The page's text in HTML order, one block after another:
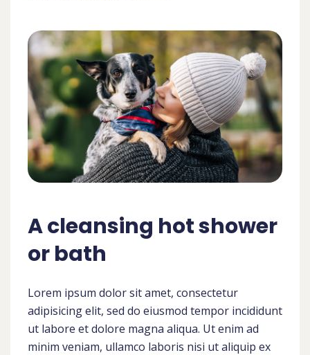
A cleansing hot shower
or bath
Lorem ipsum dolor sit amet, consectetur
adipisicing elit, sed do eiusmod tempor incididunt
ut labore et dolore magna aliqua. Ut enim ad
minim veniam, ullamco laboris nisi ut aliquip ex